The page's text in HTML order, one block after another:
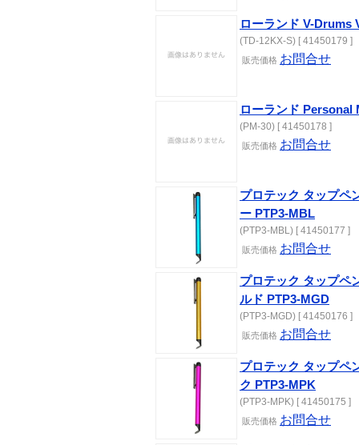
ローランド V-Drums
(TD-12KX-S) [ 41450179 ]
販売価格 お問合せ
ローランド Personal
(PM-30) [ 41450178 ]
販売価格 お問合せ
プロテック タップペ
ー PTP3-MBL
(PTP3-MBL) [ 41450177 ]
販売価格 お問合せ
プロテック タップペ
ルド PTP3-MGD
(PTP3-MGD) [ 41450176 ]
販売価格 お問合せ
プロテック タップペ
ク PTP3-MPK
(PTP3-MPK) [ 41450175 ]
販売価格 お問合せ